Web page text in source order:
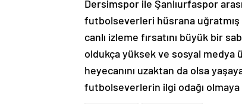
Dersimspor ile Şanlıurfaspor
futbolseverleri hüsrana uğratmış
canlı izleme fırsatını büyük bir
oldukça yüksek ve sosyal medya
heyecanını uzaktan da olsa
futbolseverlerin ilgi odağı